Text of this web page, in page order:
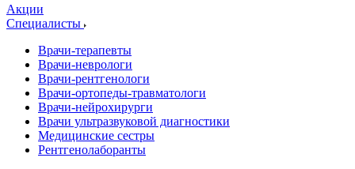
Акции
Специалисты
Врачи-терапевты
Врачи-неврологи
Врачи-рентгенологи
Врачи-ортопеды-травматологи
Врачи-нейрохирурги
Врачи ультразвуковой диагностики
Медицинские сестры
Рентгенолаборанты